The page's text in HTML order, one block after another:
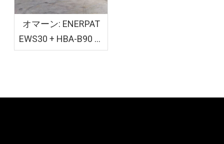
オマーン: ENERPAT
EWS30 + HBA-B90 木
材シェービングおよ